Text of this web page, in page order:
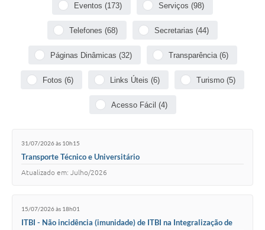
Associação dos Servidores Públicos Municipais de
Vinhedo
Arquivos para Download
Galeria de Vídeos
Legislação
Eventos (173) Serviços (98)
Telefones (68) Secretarias (44)
Páginas Dinâmicas (32) Transparência (6)
Fotos (6) Links Úteis (6) Turismo (5)
Acesso Fácil (4)
31/07/2026 às 10h15
Transporte Técnico e Universitário
Atualizado em: Julho/2026
15/07/2026 às 18h01
ITBI - Não incidência (imunidade) de ITBI na Integralização de